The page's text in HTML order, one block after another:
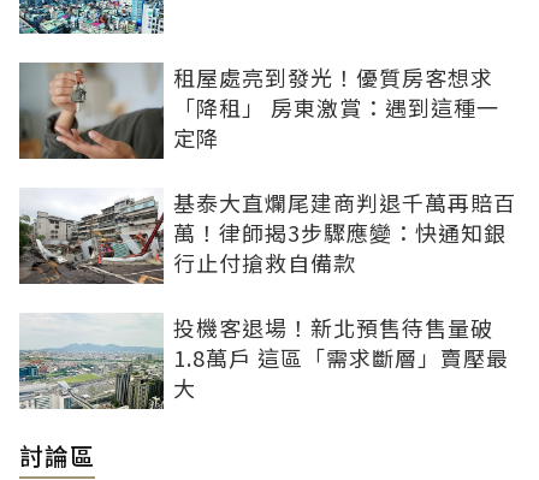
租屋處亮到發光！優質房客想求
「降租」 房東激賞：遇到這種一
定降
基泰大直爛尾建商判退千萬再賠百
萬！律師揭3步驟應變：快通知銀
行止付搶救自備款
投機客退場！新北預售待售量破
1.8萬戶 這區「需求斷層」賣壓最
大
討論區